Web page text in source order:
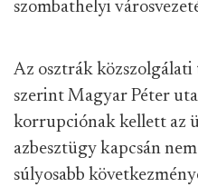
szombathelyi
Az osztrák közszolgálati
szerint Magyar Péter
korrupciónak kellett az
azbesztügy kapcsán
súlyosabb